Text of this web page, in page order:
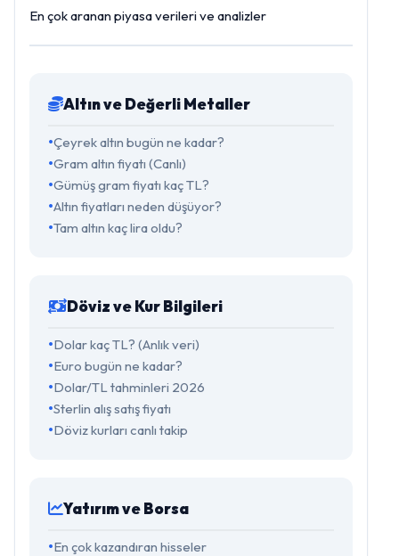
En çok aranan piyasa verileri ve analizler
Altın ve Değerli Metaller
Çeyrek altın bugün ne kadar?
Gram altın fiyatı (Canlı)
Gümüş gram fiyatı kaç TL?
Altın fiyatları neden düşüyor?
Tam altın kaç lira oldu?
Döviz ve Kur Bilgileri
Dolar kaç TL? (Anlık veri)
Euro bugün ne kadar?
Dolar/TL tahminleri 2026
Sterlin alış satış fiyatı
Döviz kurları canlı takip
Yatırım ve Borsa
En çok kazandıran hisseler